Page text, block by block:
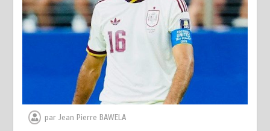
parJean Pierre BAWELA